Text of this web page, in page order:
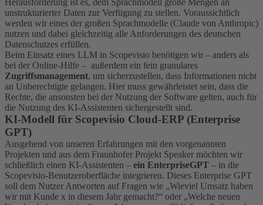
unstrukturierter Daten zur Verfügung zu stellen. Voraussichtlich
werden wir eines der großen Sprachmodelle (Claude von Anthropic)
nutzen und dabei gleichzeitig alle Anforderungen des deutschen
Datenschutzes erfüllen.
Beim Einsatz eines LLM in Scopevisio benötigen wir – anders als
bei der Online-Hilfe – außerdem ein fein granulares
Zugriffsmanagement, um sicherzustellen, dass Informationen nicht
an Unberechtigte gelangen. Hier muss gewährleistet sein, dass die
Rechte, die ansonsten bei der Nutzung der Software gelten, auch für
die Nutzung des KI-Assistenten sichergestellt sind.
KI-Modell für Scopevisio Cloud-ERP (Enterprise
GPT)
Ausgehend von unseren Erfahrungen mit den vorgenannten
Projekten und aus dem Fraunhofer Projekt Speaker möchten wir
schließlich einen KI-Assistenten – ein EnterpriseGPT – in die
Scopevisio-Benutzeroberfläche integrieren. Dieses Enterprise GPT
soll dem Nutzer Antworten auf Fragen wie „Wieviel Umsatz haben
wir mit Kunde x in diesem Jahr gemacht?“ oder „Welche neuen